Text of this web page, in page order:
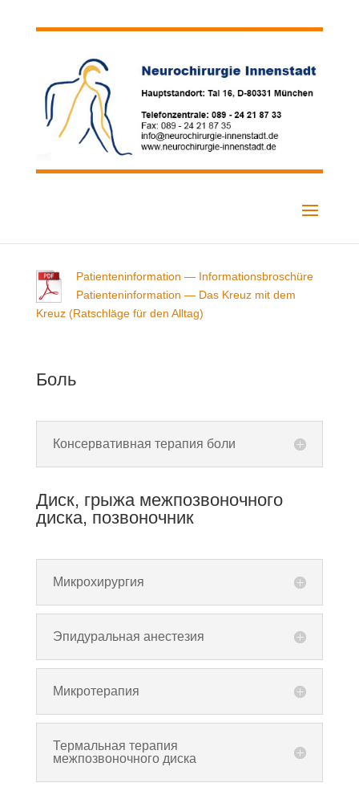
Patienteninformation — Informationsbroschüre
Patienteninformation — Das Kreuz mit dem
Kreuz (Ratschläge für den Alltag)
Боль
Консервативная терапия боли
Диск, грыжа межпозвоночного
диска, позвоночник
Микрохирургия
Эпидуральная анестезия
Микротерапия
Термальная терапия
межпозвоночного диска